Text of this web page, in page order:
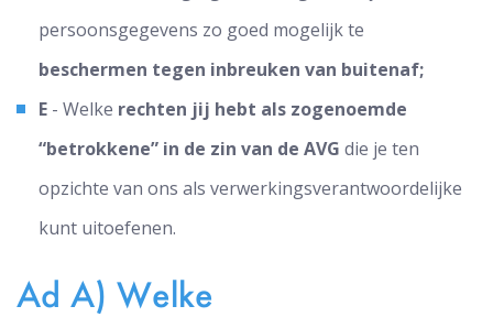
persoonsgegevens zo goed mogelijk te
beschermen tegen inbreuken van buitenaf;
E - Welke rechten jij hebt als zogenoemde
“betrokkene” in de zin van de AVG die je ten
opzichte van ons als verwerkingsverantwoordelijke
kunt uitoefenen.
Ad A) Welke